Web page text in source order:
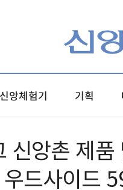
신앙체험기 기획
신앙촌 제품
드사이드